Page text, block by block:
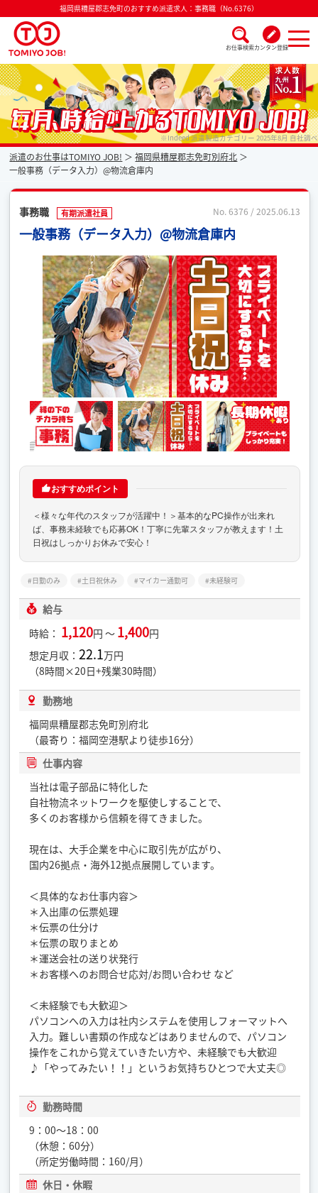
福岡県糟屋郡志免町のおすすめ派遣求人：事務職（No.6376）
お仕事検索カンタン登録
派遣なら毎月時給が上がるトミヨジョブ ※Indeed 派遣製造カテゴリー 2025年8月 自社調べ
派遣のお仕事はTOMIYO JOB!
福岡県糟屋郡志免町別府北
一般事務（データ入力）@物流倉庫内
事務職 有期派遣社員 No. 6376 / 2025.06.13
一般事務（データ入力）@物流倉庫内
おすすめポイント
＜様々な年代のスタッフが活躍中！＞基本的なPC操作が出来れ
ば、事務未経験でも応募OK！丁寧に先輩スタッフが教えます！土
日祝はしっかりお休みで安心！
日勤のみ 土日祝休み マイカー通勤可 未経験可
給与
時給： 1,120円 ～ 1,400円
想定月収：22.1万円
（8時間×20日+残業30時間）
勤務地
福岡県糟屋郡志免町別府北
（最寄り：福岡空港駅より徒歩16分）
仕事内容
当社は電子部品に特化した
自社物流ネットワークを駆使しすることで、
多くのお客様から信頼を得てきました。
現在は、大手企業を中心に取引先が広がり、
国内26拠点・海外12拠点展開しています。
＜具体的なお仕事内容＞
＊入出庫の伝票処理
＊伝票の仕分け
＊伝票の取りまとめ
＊運送会社の送り状発行
＊お客様へのお問合せ応対/お問い合わせ など
＜未経験でも大歓迎＞
パソコンへの入力は社内システムを使用しフォーマットへ
入力。難しい書類の作成などはありませんので、パソコン
操作をこれから覚えていきたい方や、未経験でも大歓迎
♪「やってみたい！！」というお気持ちひとつで大丈夫◎
勤務時間
9：00～18：00
（休憩：60分）
（所定労働時間：160/月）
休日・休暇